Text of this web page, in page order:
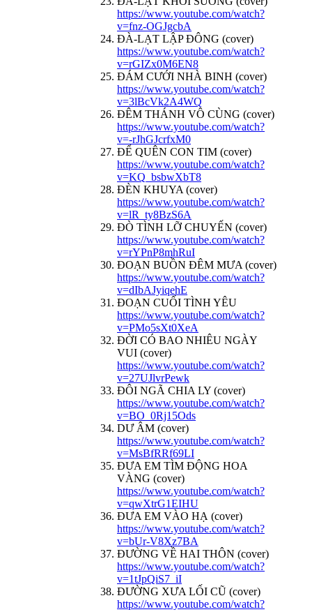
https://www.youtube.com/watch?
v=fnz-OGJgcbA
ĐÀ-LẠT LẬP ĐÔNG (cover)
https://www.youtube.com/watch?
v=rGIZx0M6EN8
ĐÁM CƯỚI NHÀ BINH (cover)
https://www.youtube.com/watch?
v=3lBcVk2A4WQ
ĐÊM THÁNH VÔ CÙNG (cover)
https://www.youtube.com/watch?
v=-rJhGJcrfxM0
ĐỂ QUÊN CON TIM (cover)
https://www.youtube.com/watch?
v=KQ_bsbwXbT8
ĐÈN KHUYA (cover)
https://www.youtube.com/watch?
v=lR_ty8BzS6A
ĐÒ TÌNH LỠ CHUYẾN (cover)
https://www.youtube.com/watch?
v=rYPnP8mhRuI
ĐOẠN BUỒN ĐÊM MƯA (cover)
https://www.youtube.com/watch?
v=dIbAJyiqehE
ĐOẠN CUỐI TÌNH YÊU
https://www.youtube.com/watch?
v=PMo5sXt0XeA
ĐỜI CÓ BAO NHIÊU NGÀY
VUI (cover)
https://www.youtube.com/watch?
v=27UJlvrPewk
ĐÔI NGÃ CHIA LY (cover)
https://www.youtube.com/watch?
v=BO_0Rj15Ods
DƯ ÂM (cover)
https://www.youtube.com/watch?
v=MsBfRRf69LI
ĐƯA EM TÌM ĐỘNG HOA
VÀNG (cover)
https://www.youtube.com/watch?
v=qwXtrG1EIHU
ĐƯA EM VÀO HẠ (cover)
https://www.youtube.com/watch?
v=bUr-V8Xz7BA
ĐƯỜNG VỀ HAI THÔN (cover)
https://www.youtube.com/watch?
v=1tJpQiS7_iI
ĐƯỜNG XƯA LỐI CŨ (cover)
https://www.youtube.com/watch?